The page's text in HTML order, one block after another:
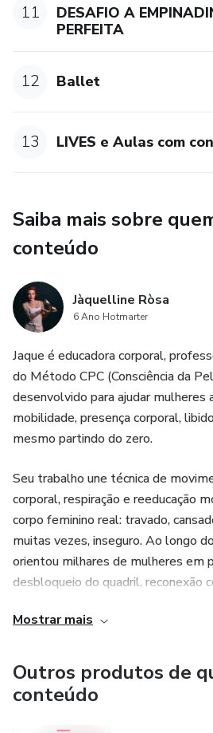
11
DESAFIO A
PERFEITA
12 Ballet
13 LIVES e Aulas com
Saiba mais sobre
conteúdo
Jàquelline Ròsa
6 Ano Hotmarter
Jaque é educadora corporal,
do Método CPC (Consciência da
desenvolvido para ajudar mulheres
mobilidade, presença corporal,
mesmo partindo do zero.
Seu trabalho une técnica de
corporal, respiração e reeducação
corpo feminino real: travado,
muitas vezes, inseguro. Ao longo
orientou milhares de mulheres em
desbloqueio do quadril, reconexão
coreografias complexas e sem
Jaque é criadora dos cursos Dança
Cama, Doce Veneno e Destrave do
voltados para mulheres que
Mostrar mais
Outros produtos de
conteúdo